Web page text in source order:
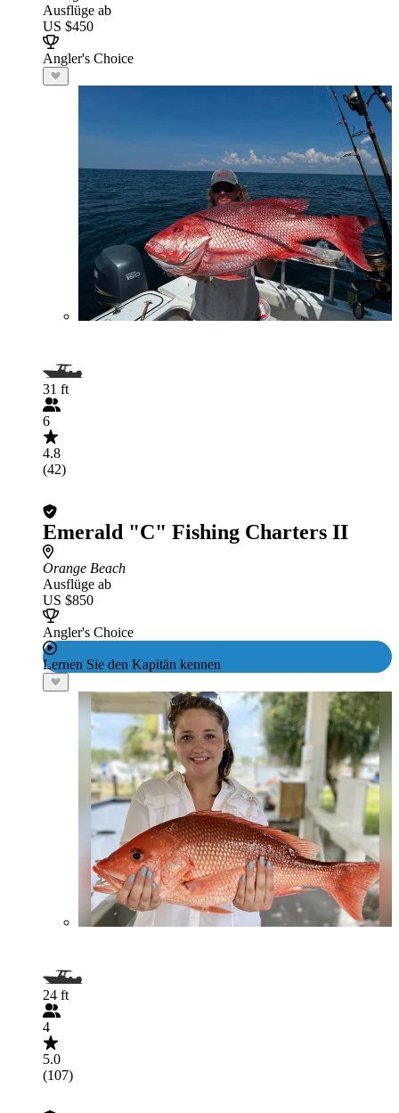
Ausflüge ab
US $450
Angler's Choice
31 ft
6
4.8
(42)
Emerald "C" Fishing Charters II
Orange Beach
Ausflüge ab
US $850
Angler's Choice
Lernen Sie den Kapitän kennen
24 ft
4
5.0
(107)